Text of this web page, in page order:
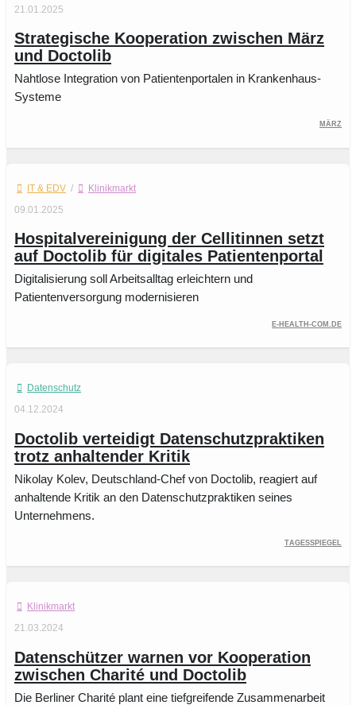
21.01.2025
Strategische Kooperation zwischen März
und Doctolib
Nahtlose Integration von Patientenportalen in Krankenhaus-
Systeme
März
IT & EDV /
Klinikmarkt
09.01.2025
Hospitalvereinigung der Cellitinnen setzt
auf Doctolib für digitales Patientenportal
Digitalisierung soll Arbeitsalltag erleichtern und
Patientenversorgung modernisieren
e-health-com.de
Datenschutz
04.12.2024
Doctolib verteidigt Datenschutzpraktiken
trotz anhaltender Kritik
Nikolay Kolev, Deutschland-Chef von Doctolib, reagiert auf
anhaltende Kritik an den Datenschutzpraktiken seines
Unternehmens.
Tagesspiegel
Klinikmarkt
21.03.2024
Datenschützer warnen vor Kooperation
zwischen Charité und Doctolib
Die Berliner Charité plant eine tiefgreifende Zusammenarbeit